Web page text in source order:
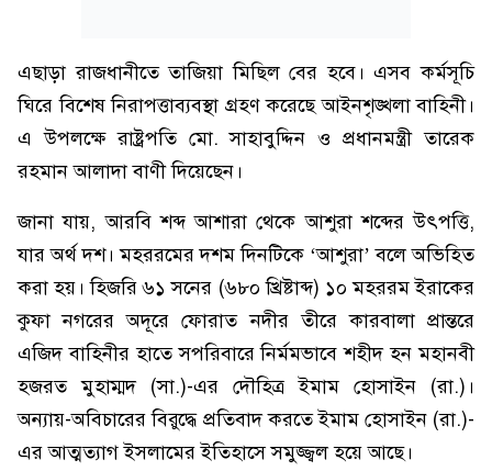
এছাড়া রাজধানীতে তাজিয়া মিছিল বের হবে। এসব কর্মসূচি
ঘিরে বিশেষ নিরাপত্তাব্যবস্থা গ্রহণ করেছে আইনশৃঙ্খলা বাহিনী।
এ উপলক্ষে রাষ্ট্রপতি মো. সাহাবুদ্দিন ও প্রধানমন্ত্রী তারেক
রহমান আলাদা বাণী দিয়েছেন।
জানা যায়, আরবি শব্দ আশারা থেকে আশুরা শব্দের উৎপত্তি,
যার অর্থ দশ। মহররমের দশম দিনটিকে ‘আশুরা’ বলে অভিহিত
করা হয়। হিজরি ৬১ সনের (৬৮০ খ্রিষ্টাব্দ) ১০ মহররম ইরাকের
কুফা নগরের অদূরে ফোরাত নদীর তীরে কারবালা প্রান্তরে
এজিদ বাহিনীর হাতে সপরিবারে নির্মমভাবে শহীদ হন মহানবী
হজরত মুহাম্মদ (সা.)-এর দৌহিত্র ইমাম হোসাইন (রা.)।
অন্যায়-অবিচারের বিরুদ্ধে প্রতিবাদ করতে ইমাম হোসাইন (রা.)-
এর আত্মত্যাগ ইসলামের ইতিহাসে সমুজ্জ্বল হয়ে আছে।